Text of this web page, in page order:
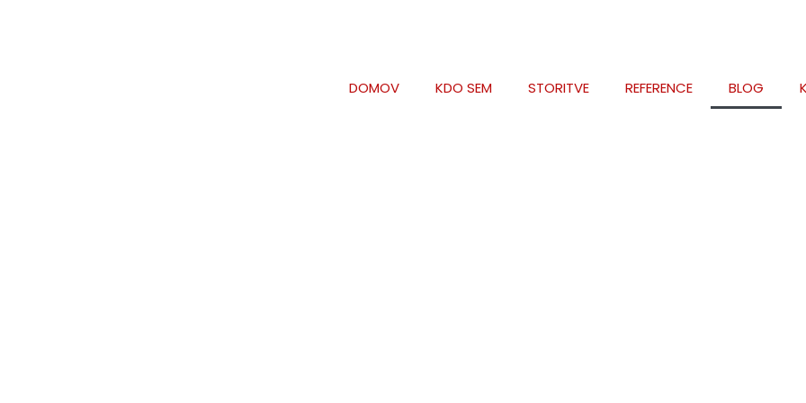
DOMOV KDO SEM STORITVE REFERENCE BLOG